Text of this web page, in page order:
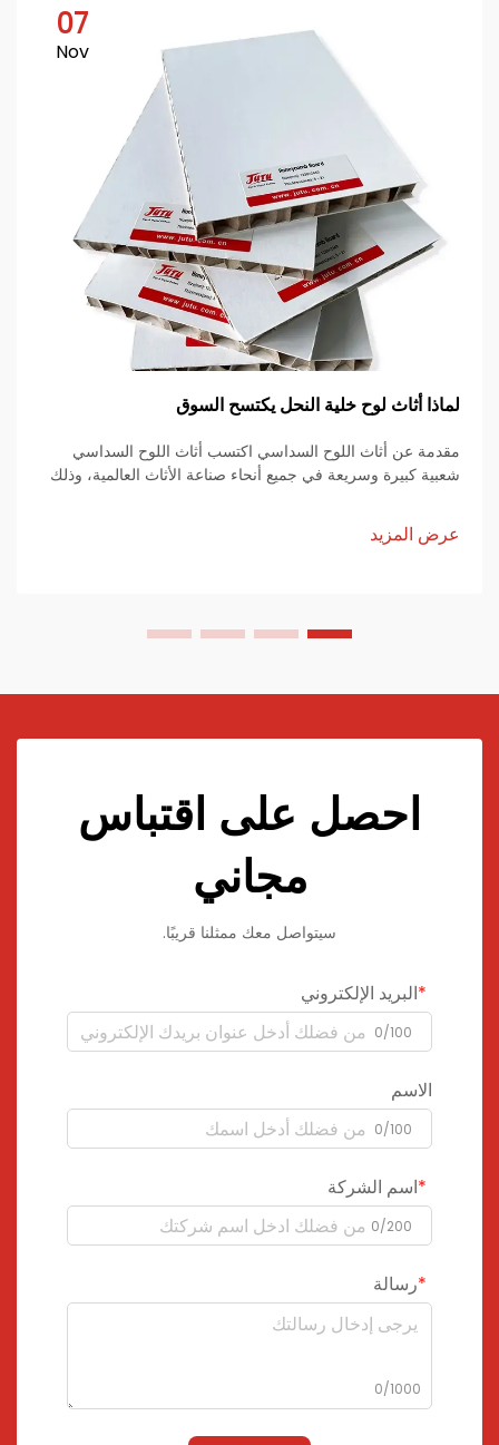
07
Nov
لماذا أثاث لوح خلية النحل يكتسح السوق
مقدمة عن أثاث اللوح السداسي اكتسب أثاث اللوح السداسي
شعبية كبيرة وسريعة في جميع أنحاء صناعة الأثاث العالمية، وذلك
ويُصنع هذا النوع من الأثاث من الورق أو الألومنيوم أو مواد مركبة.
عرض المزيد
احصل على اقتباس
مجاني
سيتواصل معك ممثلنا قريبًا.
البريد الإلكتروني
0/100
الاسم
0/100
اسم الشركة
0/200
رسالة
0/1000